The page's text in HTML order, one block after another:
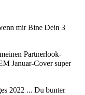
mir Bine Dein 3
Partnerlook-
Januar-Cover super
2022 ... Du bunter